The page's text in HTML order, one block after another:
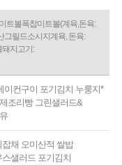
트볼폭찹미트볼(계육,돈육:
그릴드소시지계육, 돈육:
지고기:
이컨구이 포기김치 누룽지*
조리빵 그린샐러드&
채 오미산적 쌀밥
샐러드 포기김치